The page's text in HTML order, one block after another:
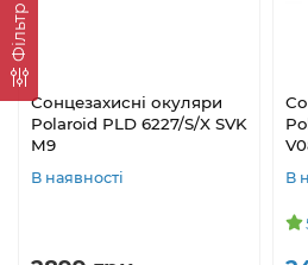
Сонцезахисні окуляри
Polaroid PLD 6227/S/X SVK
M9
В наявності В
Фільтр